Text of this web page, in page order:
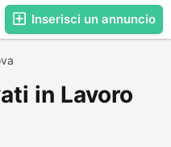
Inserisci un annuncio
in Lavoro